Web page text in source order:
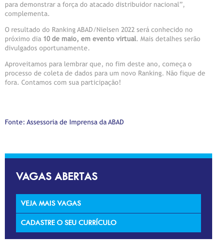
para demonstrar a força do atacado distribuidor nacional”,
complementa.
O resultado do Ranking ABAD/Nielsen 2022 será conhecido no
próximo dia 10 de maio, em evento virtual. Mais detalhes serão
divulgados oportunamente.
Aproveitamos para lembrar que, no fim deste ano, começa o
processo de coleta de dados para um novo Ranking. Não fique de
fora. Contamos com sua participação!
Fonte: Assessoria de Imprensa da ABAD
VAGAS ABERTAS
VEJA MAIS VAGAS
CADASTRE O SEU CURRÍCULO